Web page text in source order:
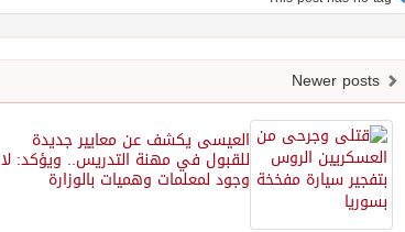
العيسى يكشف عن معايير جديدة
للقبول في مهنة التدريس.. ويؤكد: لا
وجود لمعلمات وهميات بالوزارة